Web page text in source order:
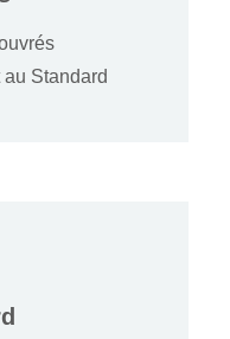
Standard